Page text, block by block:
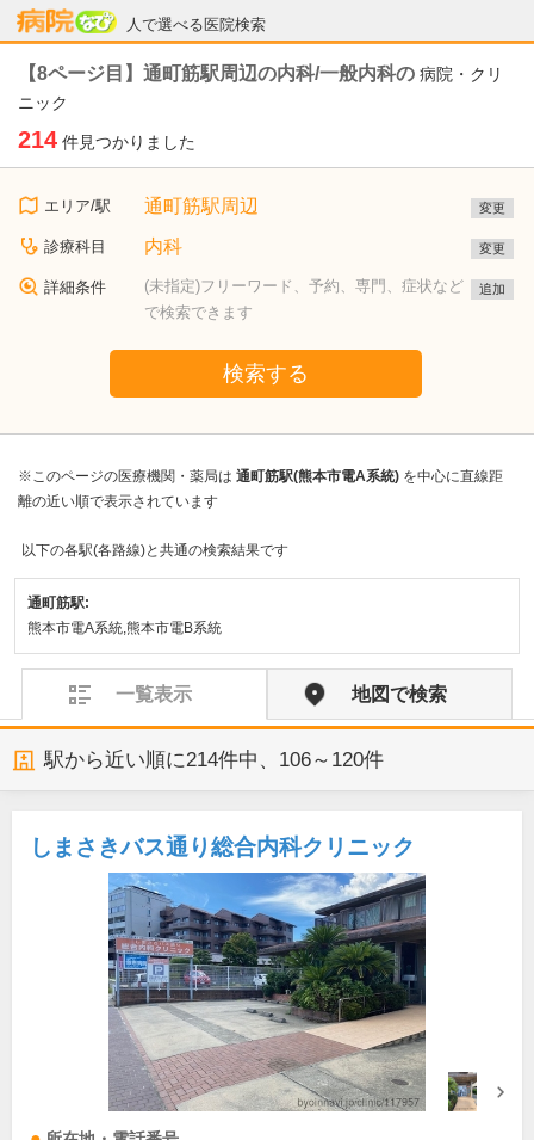
人で選べる医院検索
病院なび
【8ページ目】通町筋駅周辺の内科/一般内科の 病院・クリ
ニック
214 件見つかりました
エリア/駅 通町筋駅周辺 変更
診療科目 内科 変更
詳細条件
(未指定)フリーワード、予約、専門、症状など
で検索できます
追加
検索する
※このページの医療機関・薬局は 通町筋駅(熊本市電A系統) を中心に直線距
離の近い順で表示されています
以下の各駅(各路線)と共通の検索結果です
通町筋駅:
熊本市電A系統,熊本市電B系統
一覧表示 地図で検索
駅から近い順に214件中、 106～120件
しまさきバス通り総合内科クリニック